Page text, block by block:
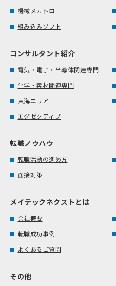
機械メカトロ
組み込みソフト
コンサルタント紹介
電気・電子・半導体関連専門
化学・素材関連専門
東海エリア
エグゼクティブ
転職ノウハウ
転職活動の進め方
面接対策
メイテックネクストとは
会社概要
転職成功事例
よくあるご質問
その他